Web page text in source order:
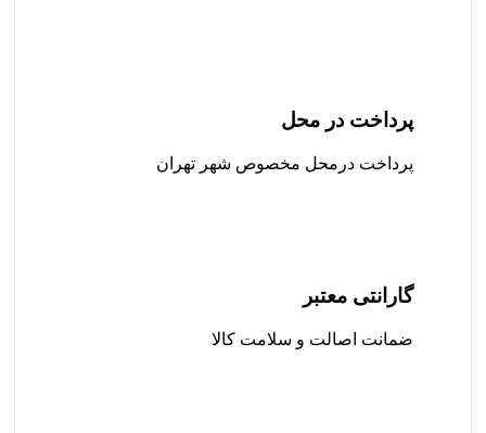
پرداخت در محل
پرداخت درمحل مخصوص شهر تهران
گارانتی معتبر
ضمانت اصالت و سلامت کالا